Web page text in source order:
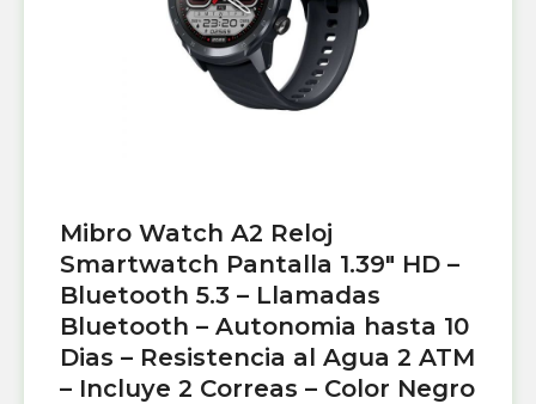
Mibro Watch A2 Reloj
Smartwatch Pantalla 1.39″ HD –
Bluetooth 5.3 – Llamadas
Bluetooth – Autonomia hasta 10
Dias – Resistencia al Agua 2 ATM
– Incluye 2 Correas – Color Negro